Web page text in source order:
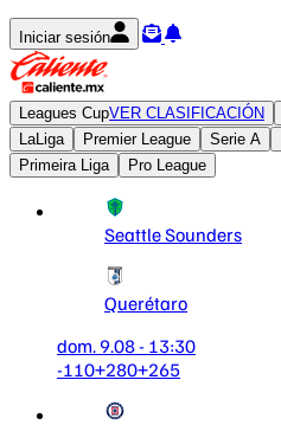
Iniciar sesión
Leagues CupVER CLASIFICACIÓN
LaLiga
Premier League Serie A
Primeira Liga
Pro League
Seattle Sounders
Querétaro
dom. 9.08 - 13:30
-110+280+265